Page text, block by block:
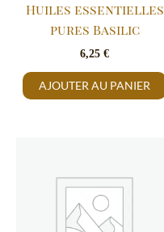
Huiles essentielles
pures Basilic
6,25 €
AJOUTER AU PANIER